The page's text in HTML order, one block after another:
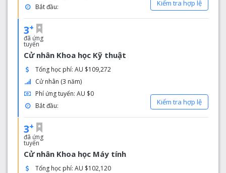
Bắt đầu:
Kiểm tra hợp lệ
3+
đã ứng
tuyển
Cử nhân Khoa học Kỹ thuật
Tổng học phí: AU $109,272
Cử nhân (3 năm)
Phí ứng tuyển: AU $0
Bắt đầu:
Kiểm tra hợp lệ
3+
đã ứng
tuyển
Cử nhân Khoa học Máy tính
Tổng học phí: AU $102,120